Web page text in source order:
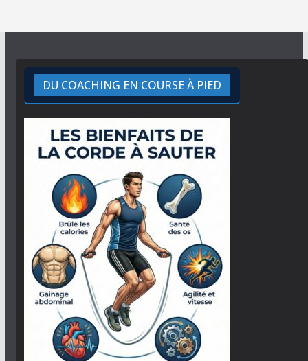
DU COACHING EN COURSE À PIED